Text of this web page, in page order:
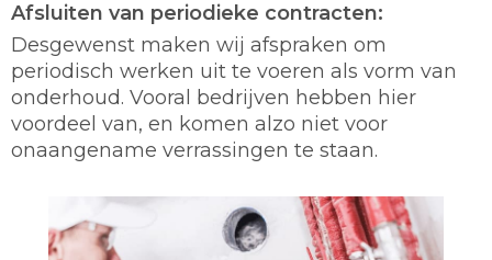
Afsluiten van periodieke contracten:
Desgewenst maken wij afspraken om
periodisch werken uit te voeren als vorm van
onderhoud. Vooral bedrijven hebben hier
voordeel van, en komen alzo niet voor
onaangename verrassingen te staan.